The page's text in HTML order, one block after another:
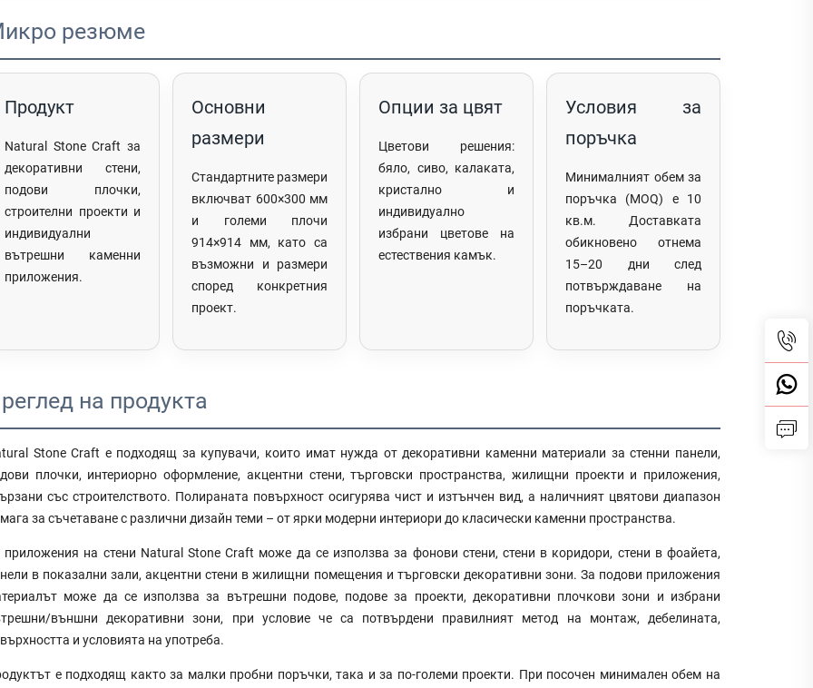
резюме
Продукт
Natural Stone Craft за
декоративни стени,
подови плочки,
строителни проекти и
индивидуални
вътрешни каменни
приложения.
Основни
размери
Стандартните размери
включват 600×300 мм
и големи плочи
914×914 мм, като са
възможни и размери
според конкретния
проект.
Опции за цвят
Цветови решения:
бяло, сиво, калаката,
кристално и
индивидуално
избрани цветове на
естествения камък.
Условия за
поръчка
Минималният обем за
поръчка (MOQ) е 10
кв.м. Доставката
обикновено отнема
15–20 дни след
потвърждаване на
поръчката.
на продукта
Stone Craft е подходящ за купувачи, които имат нужда от декоративни каменни материали за стенни панели,
плочки, интериорно оформление, акцентни стени, търговски пространства, жилищни проекти и приложения,
със строителството. Полираната повърхност осигурява чист и изтънчен вид, а наличният цвятови диапазон
за съчетаване с различни дизайн теми – от ярки модерни интериори до класически каменни пространства.
приложения на стени Natural Stone Craft може да се използва за фонови стени, стени в коридори, стени в фоайета,
в показални зали, акцентни стени в жилищни помещения и търговски декоративни зони. За подови приложения
може да се използва за вътрешни подове, подове за проекти, декоративни плочкови зони и избрани
външни декоративни зони, при условие че са потвърдени правилният метод на монтаж, дебелината,
и условията на употреба.
е подходящ както за малки пробни поръчки, така и за по-големи проекти. При посочен минимален обем на